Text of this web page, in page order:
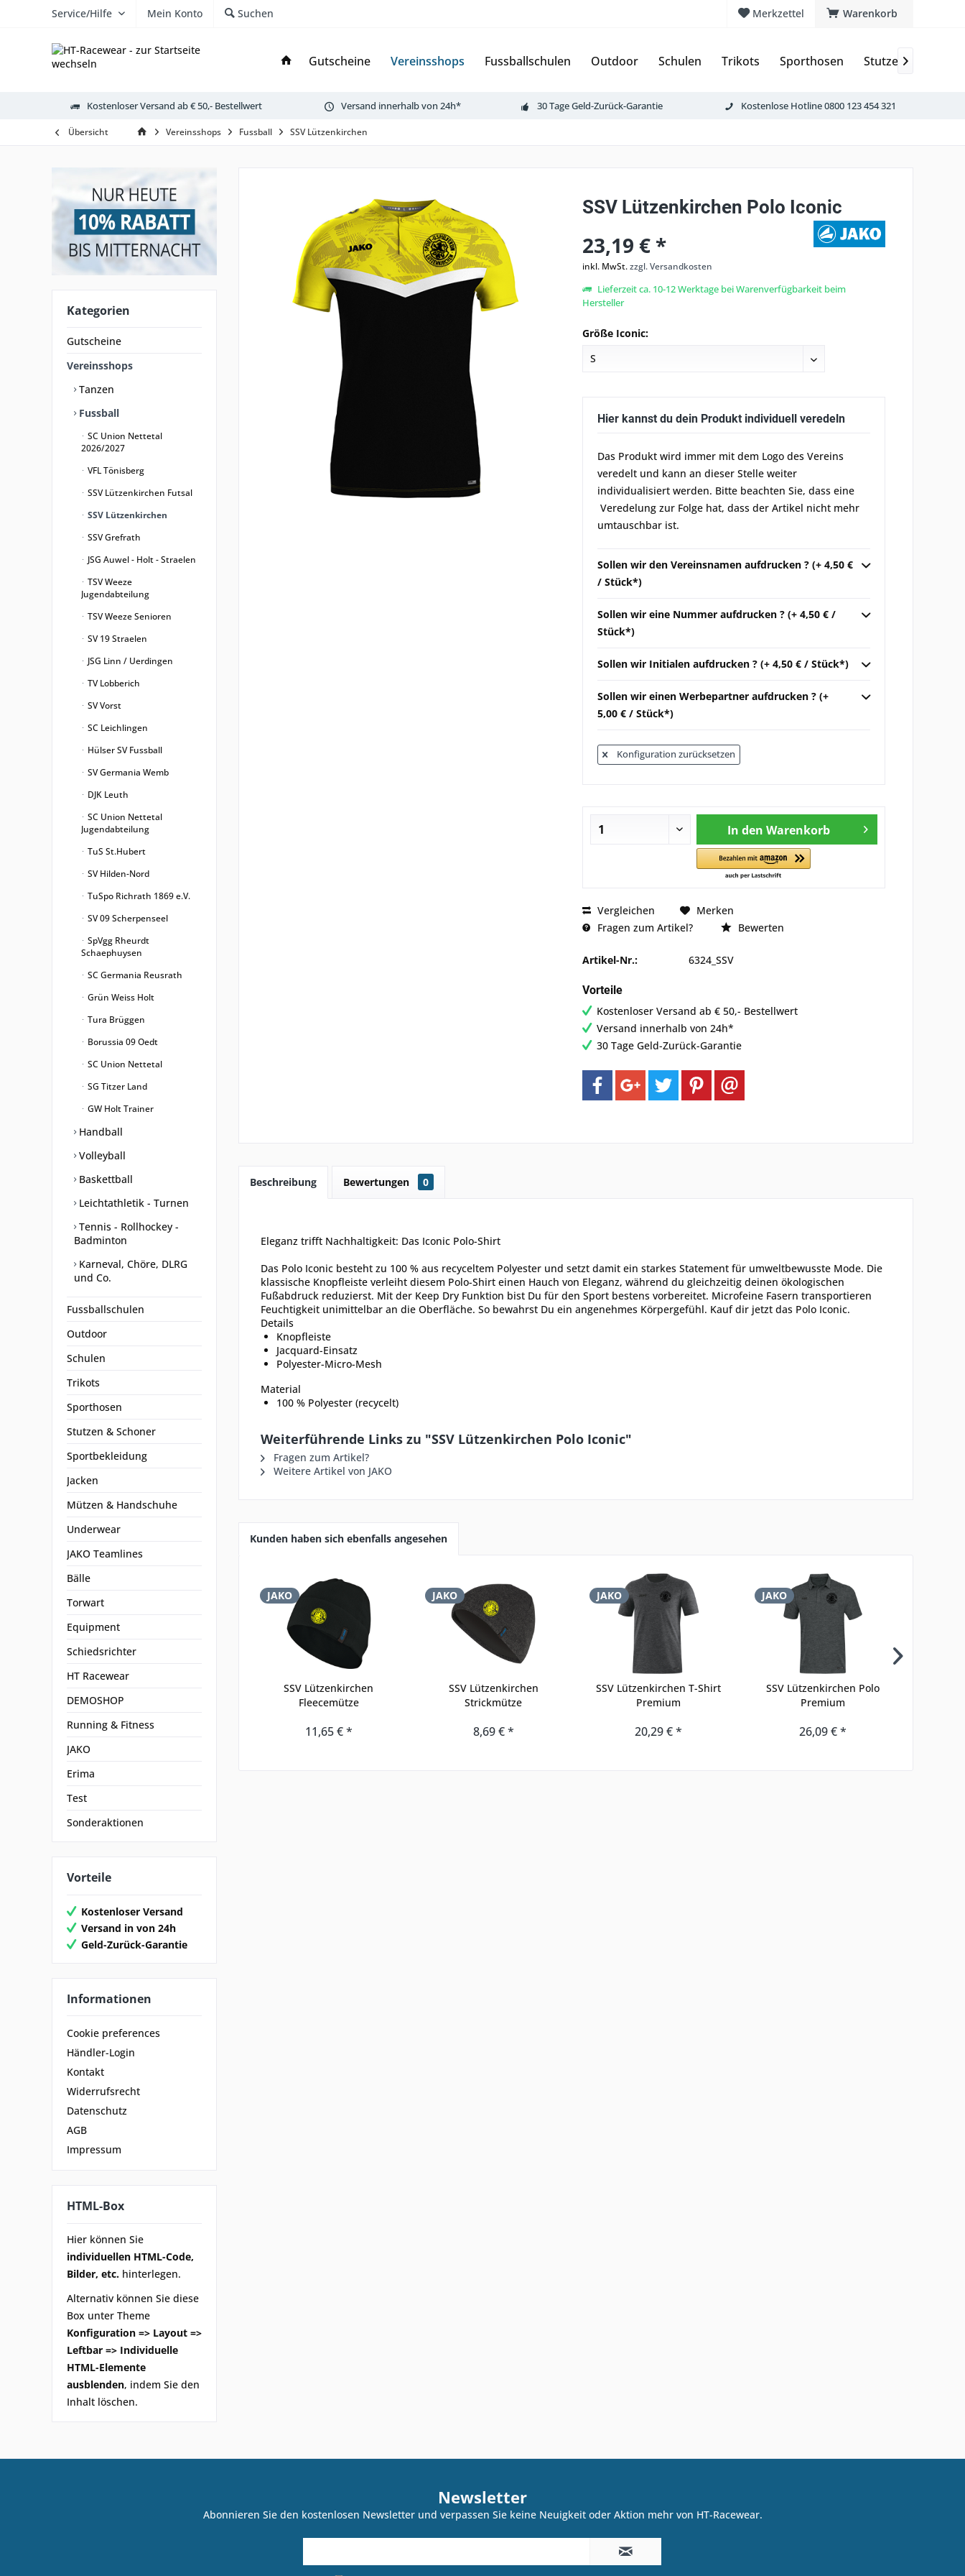
Warenkorb
Merkzettel
Service/Hilfe Mein Konto Suchen
Gutscheine Vereinsshops Fussballschulen Outdoor Schulen Trikots Sporthosen Stutzen & Schoner

Kostenloser Versand ab € 50,- Bestellwert Versand innerhalb von 24h* 30 Tage Geld-Zurück-Garantie Kostenlose Hotline 0800 123 454 321
Übersicht Vereinsshops Fussball SSV Lützenkirchen
Kategorien
Gutscheine
Vereinsshops
Tanzen
Fussball
SC Union Nettetal
2026/2027
VFL Tönisberg
SSV Lützenkirchen Futsal
SSV Lützenkirchen
SSV Grefrath
JSG Auwel - Holt - Straelen
TSV Weeze
Jugendabteilung
TSV Weeze Senioren
SV 19 Straelen
JSG Linn / Uerdingen
TV Lobberich
SV Vorst
SC Leichlingen
Hülser SV Fussball
SV Germania Wemb
DJK Leuth
SC Union Nettetal
Jugendabteilung
TuS St.Hubert
SV Hilden-Nord
TuSpo Richrath 1869 e.V.
SV 09 Scherpenseel
SpVgg Rheurdt
Schaephuysen
SC Germania Reusrath
Grün Weiss Holt
Tura Brüggen
Borussia 09 Oedt
SC Union Nettetal
SG Titzer Land
GW Holt Trainer
Handball
Volleyball
Baskettball
Leichtathletik - Turnen
Tennis - Rollhockey -
Badminton
Karneval, Chöre, DLRG
und Co.
Fussballschulen
Outdoor
Schulen
Trikots
Sporthosen
Stutzen & Schoner
Sportbekleidung
Jacken
Mützen & Handschuhe
Underwear
JAKO Teamlines
Bälle
Torwart
Equipment
Schiedsrichter
HT Racewear
DEMOSHOP
Running & Fitness
JAKO
Erima
Test
Sonderaktionen
Vorteile
Kostenloser Versand
Versand in von 24h
Geld-Zurück-Garantie
Informationen
Cookie preferences
Händler-Login
Kontakt
Widerrufsrecht
Datenschutz
AGB
Impressum
HTML-Box
Hier können Sie
individuellen HTML-Code,
Bilder, etc. hinterlegen.
Alternativ können Sie diese
Box unter Theme
Konfiguration => Layout =>
Leftbar => Individuelle
HTML-Elemente
ausblenden, indem Sie den
Inhalt löschen.
SSV Lützenkirchen Polo Iconic
23,19 € *
inkl. MwSt.zzgl. Versandkosten
Lieferzeit ca. 10-12 Werktage bei Warenverfügbarkeit beim
Hersteller
Größe Iconic:
Hier kannst du dein Produkt individuell veredeln
Das Produkt wird immer mit dem Logo des Vereins
veredelt und kann an dieser Stelle weiter
individualisiert werden. Bitte beachten Sie, dass eine
Veredelung zur Folge hat, dass der Artikel nicht mehr
umtauschbar ist.
Sollen wir den Vereinsnamen aufdrucken ? (+ 4,50 €
/ Stück*)
Sollen wir eine Nummer aufdrucken ? (+ 4,50 € /
Stück*)
Sollen wir Initialen aufdrucken ? (+ 4,50 € / Stück*)
Sollen wir einen Werbepartner aufdrucken ? (+
5,00 € / Stück*)
Konfiguration zurücksetzen
In den Warenkorb
Vergleichen
Merken
Fragen zum Artikel?
Bewerten
Artikel-Nr.: 6324_SSV
Vorteile
Kostenloser Versand ab € 50,- Bestellwert
Versand innerhalb von 24h*
30 Tage Geld-Zurück-Garantie
Beschreibung Bewertungen 0
Eleganz trifft Nachhaltigkeit: Das Iconic Polo-Shirt
Das Polo Iconic besteht zu 100 % aus recyceltem Polyester und setzt damit ein starkes Statement für umweltbewusste Mode. Die
klassische Knopfleiste verleiht diesem Polo-Shirt einen Hauch von Eleganz, während du gleichzeitig deinen ökologischen
Fußabdruck reduzierst. Mit der Keep Dry Funktion bist Du für den Sport bestens vorbereitet. Microfeine Fasern transportieren
Feuchtigkeit unimittelbar an die Oberfläche. So bewahrst Du ein angenehmes Körpergefühl. Kauf dir jetzt das Polo Iconic.
Details
Knopfleiste
Jacquard-Einsatz
Polyester-Micro-Mesh
Material
100 % Polyester (recycelt)
Weiterführende Links zu "SSV Lützenkirchen Polo Iconic"
Fragen zum Artikel?
Weitere Artikel von JAKO
Kunden haben sich ebenfalls angesehen
JAKO
SSV Lützenkirchen
Fleecemütze
11,65 € *
JAKO
SSV Lützenkirchen
Strickmütze
8,69 € *
JAKO
SSV Lützenkirchen T-Shirt
Premium
20,29 € *
JAKO
SSV Lützenkirchen Polo
Premium
26,09 € *
Newsletter
Abonnieren Sie den kostenlosen Newsletter und verpassen Sie keine Neuigkeit oder Aktion mehr von HT-Racewear.